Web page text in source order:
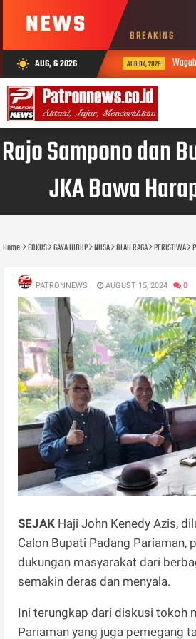
NEWS BREAKING
wb_sunny AUG, 6 2026 AUG 04, 2026 Wagub
Rajo Sampono dan
JKA Bawa
Home FOKUS GAYA HIDUP NUSA OLAH RAGA PERISTIWA
PATRONNEWS AUGUST 15, 2024 0
SEJAK Haji John Kenedy Azis,
Calon Bupati Padang Pariaman,
dukungan masyarakat dari
semakin deras dan menyala.
Ini terungkap dari diskusi tokoh
Pariaman yang juga pemegang